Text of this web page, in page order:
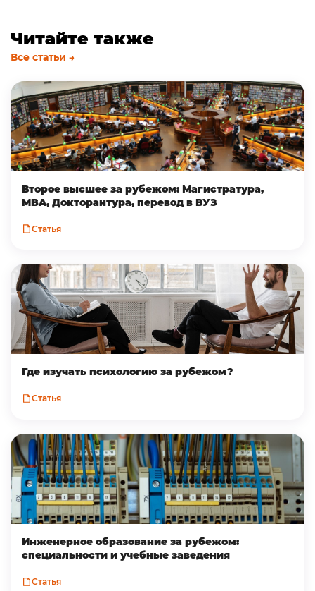
Читайте также
Все статьи →
Второе высшее за рубежом: Магистратура,
MBA, Докторантура, перевод в ВУЗ
Статья
Где изучать психологию за рубежом?
Статья
Инженерное образование за рубежом:
специальности и учебные заведения
Статья